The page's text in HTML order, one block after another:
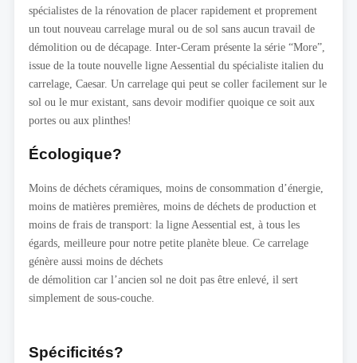
spécialistes de la rénovation de placer rapidement et proprement
un tout nouveau carrelage mural ou de sol sans aucun travail de
démolition ou de décapage. Inter-Ceram présente la série “More”,
issue de la toute nouvelle ligne Aessential du spécialiste italien du
carrelage, Caesar. Un carrelage qui peut se coller facilement sur le
sol ou le mur existant, sans devoir modifier quoique ce soit aux
portes ou aux plinthes!
Écologique?
Moins de déchets céramiques, moins de consommation d’énergie,
moins de matières premières, moins de déchets de production et
moins de frais de transport: la ligne Aessential est, à tous les
égards, meilleure pour notre petite planète bleue. Ce carrelage
génère aussi moins de déchets
de démolition car l’ancien sol ne doit pas être enlevé, il sert
simplement de sous-couche.
Spécificités?